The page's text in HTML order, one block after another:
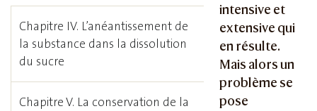
intensive et
extensive qui
en résulte.
Mais alors un
problème se
pose
Chapitre IV. L’anéantissement de
la substance dans la dissolution
du sucre
Chapitre V. La conservation de la